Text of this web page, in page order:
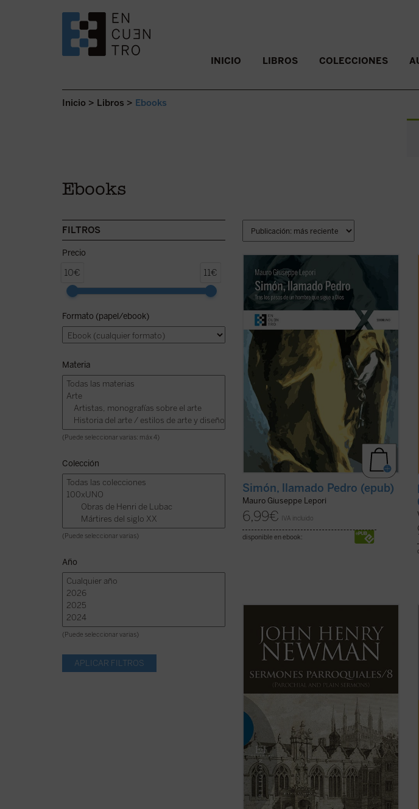
SALTAR AL CONTENIDO. INICIO LIBROS COLECCIONES
Inicio > Libros > Ebooks
Ebooks
FILTROS
Precio
10€ 11€
Formato (papel/ebook)
Materia
(Puede seleccionar varias: máx 4)
Colección
(Puede seleccionar varias)
Año
(Puede seleccionar varias)
«Antes de conocer a Jesús, Pedro podía
tener toda su vida bajo control. Su casa,
su familia, la pesca: era fácil gestionar su
pequeño mundo. (...) Ahora, en cambio,
todo era desproporcionado. Cientos,
miles de personas de toda raza y lengua
...
Simón, llamado Pedro (epub)
Mauro Giuseppe Lepori
6,99€ IVA incluido
disponible en ebook:
textos reunidos en este último volumen
de los
Sermones parroquialesno
formaron parte de la primera edición de
al catolicismo, sino que fueron incluidos
en la ... (ver ficha)